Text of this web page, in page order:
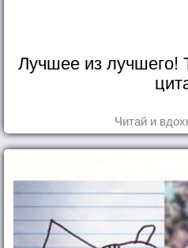
Лучшее из лучшего!
Читай и